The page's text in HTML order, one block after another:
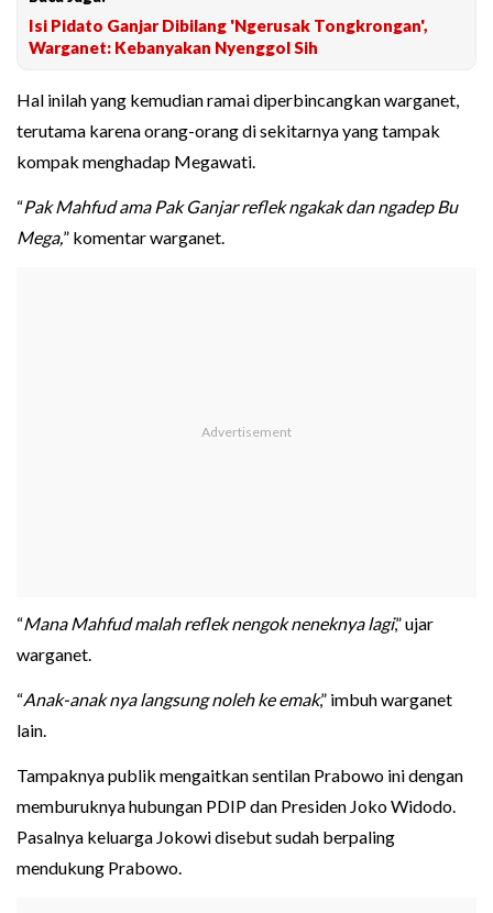
Isi Pidato Ganjar Dibilang 'Ngerusak Tongkrongan',
Warganet: Kebanyakan Nyenggol Sih
Hal inilah yang kemudian ramai diperbincangkan warganet,
terutama karena orang-orang di sekitarnya yang tampak
kompak menghadap Megawati.
“Pak Mahfud ama Pak Ganjar reflek ngakak dan ngadep Bu
Mega,” komentar warganet.
“Mana Mahfud malah reflek nengok neneknya lagi,” ujar
warganet.
“Anak-anak nya langsung noleh ke emak,” imbuh warganet
lain.
Tampaknya publik mengaitkan sentilan Prabowo ini dengan
memburuknya hubungan PDIP dan Presiden Joko Widodo.
Pasalnya keluarga Jokowi disebut sudah berpaling
mendukung Prabowo.